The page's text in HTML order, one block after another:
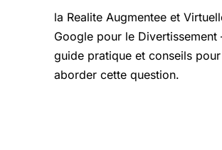
la Realite Augmentee et
Google pour le
guide pratique et conseils
aborder cette question.